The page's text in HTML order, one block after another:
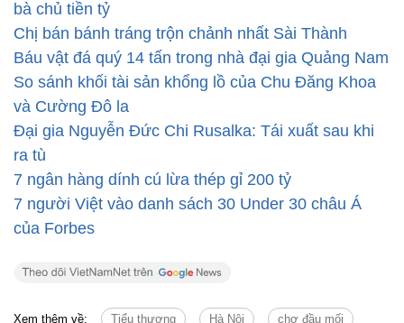
Cũng theo bà Hồng, nhờ có tai mắt vậy mà từ khi đi
chợ này lấy cá về bán, bà chưa bao giờ thấy một
chuyện bất thường nào xảy ra như chuyện trộm
cắp, chuyện đánh nhau hay cãi vã. Bởi nếu xảy ra
tình trạng đó, quản lý chợ sẽ xử theo quy định chứ
không bao giờ có chuyện chỉ cảnh cáo nhẹ nhàng.
T.Linh - B.Phương
Lá đơn xin thôi việc ngọt ngào nhất Việt Nam
bà chủ tiền tỷ
Báu vật đá quý 14 tấn trong nhà đại gia Quảng Nam